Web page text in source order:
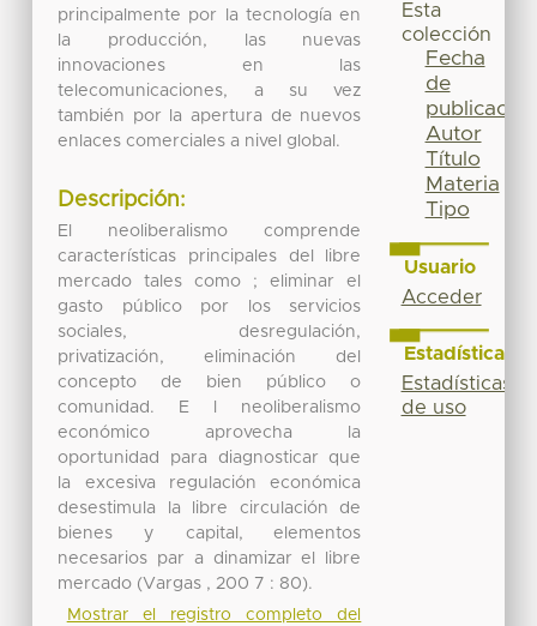
principalmente por la tecnología en
la producción, las nuevas
innovaciones en las
telecomunicaciones, a su vez
también por la apertura de nuevos
enlaces comerciales a nivel global.
Descripción:
El neoliberalismo comprende
características principales del libre
mercado tales como ; eliminar el
gasto público por los servicios
sociales, desregulación,
privatización, eliminación del
concepto de bien público o
comunidad. E l neoliberalismo
económico aprovecha la
oportunidad para diagnosticar que
la excesiva regulación económica
desestimula la libre circulación de
bienes y capital, elementos
necesarios par a dinamizar el libre
mercado (Vargas , 200 7 : 80).
Mostrar el registro completo del
Esta
colección
Fecha
de
publicación
Autor
Título
Materia
Tipo
Usuario
Acceder
Estadísticas
Estadísticas
de uso